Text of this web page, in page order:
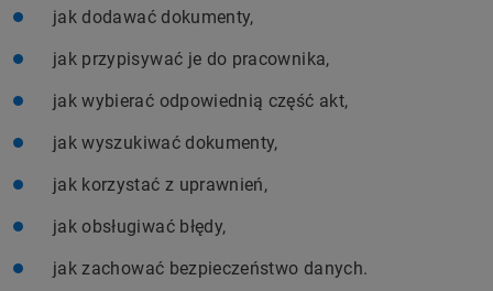
jak dodawać dokumenty,
jak przypisywać je do pracownika,
jak wybierać odpowiednią część akt,
jak wyszukiwać dokumenty,
jak korzystać z uprawnień,
jak obsługiwać błędy,
jak zachować bezpieczeństwo danych.